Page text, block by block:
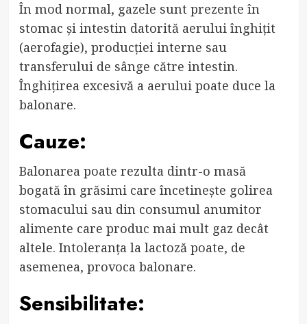
În mod normal, gazele sunt prezente în
stomac și intestin datorită aerului înghițit
(aerofagie), producției interne sau
transferului de sânge către intestin.
Înghițirea excesivă a aerului poate duce la
balonare.
Cauze:
Balonarea poate rezulta dintr-o masă
bogată în grăsimi care încetinește golirea
stomacului sau din consumul anumitor
alimente care produc mai mult gaz decât
altele. Intoleranța la lactoză poate, de
asemenea, provoca balonare.
Sensibilitate: